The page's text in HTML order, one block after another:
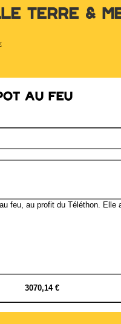
Terre &
au feu
feu, au profit du Téléthon.
3070,14 €